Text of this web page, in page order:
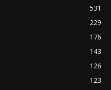
531
229
176
143
126
123